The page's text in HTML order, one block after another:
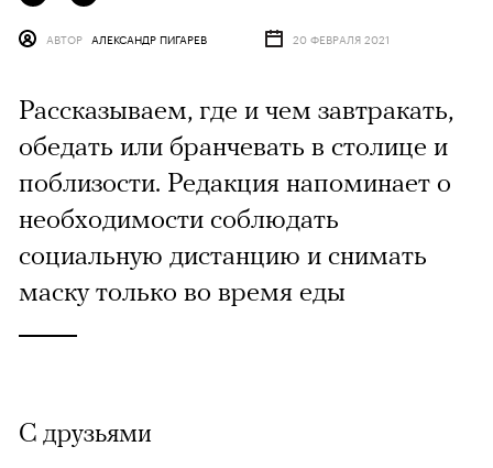
АВТОР АЛЕКСАНДР ПИГАРЕВ 20 ФЕВРАЛЯ 2021
Рассказываем, где и чем завтракать,
обедать или бранчевать в столице и
поблизости. Редакция напоминает о
необходимости соблюдать
социальную дистанцию и снимать
маску только во время еды
С друзьями